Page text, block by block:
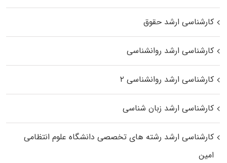
کارشناسی ارشد حقوق
کارشناسی ارشد روانشناسی
کارشناسی ارشد روانشناسی ۲
کارشناسی ارشد زبان شناسی
کارشناسی ارشد رﺷﺘﻪ ﻫﺎی تخصصی داﻧﺸﮕﺎه ﻋﻠﻮم انتظامی
اﻣﻴﻦ